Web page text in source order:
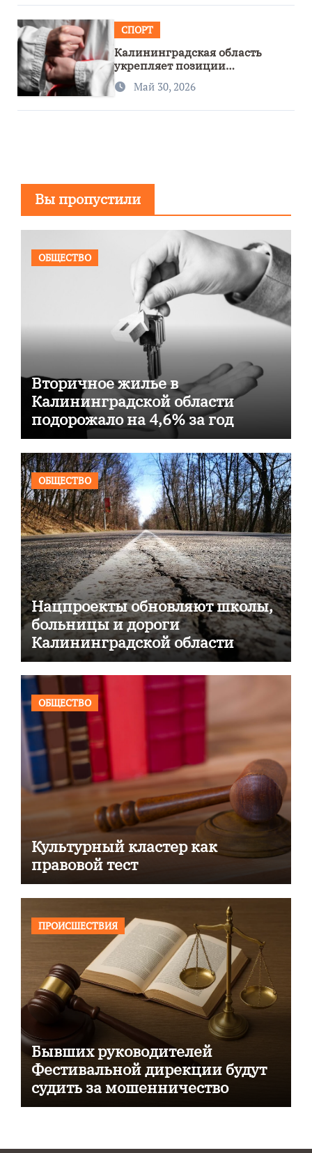
СПОРТ
Калининградская область
укрепляет позиции
спортивного региона
Май 30, 2026
Вы пропустили
ОБЩЕСТВО
Вторичное жилье в
Калининградской области
подорожало на 4,6% за год
ОБЩЕСТВО
Нацпроекты обновляют школы,
больницы и дороги
Калининградской области
ОБЩЕСТВО
Культурный кластер как
правовой тест
ПРОИСШЕСТВИЯ
Бывших руководителей
Фестивальной дирекции будут
судить за мошенничество